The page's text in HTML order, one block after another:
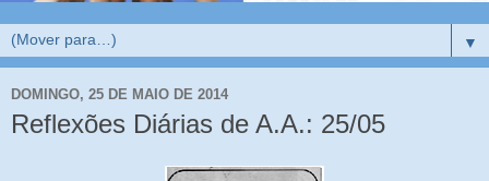
▼
DOMINGO, 25 DE MAIO DE 2014
Reflexões Diárias de A.A.: 25/05